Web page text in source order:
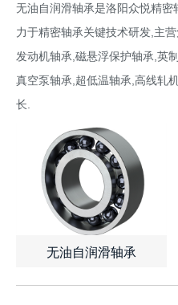
无油自润滑轴承是洛阳众悦精
力于精密轴承关键技术研发,主
发动机轴承,磁悬浮保护轴承,英
真空泵轴承,超低温轴承,高线轧
长.
无油自润滑轴承
查看详情 了解报价